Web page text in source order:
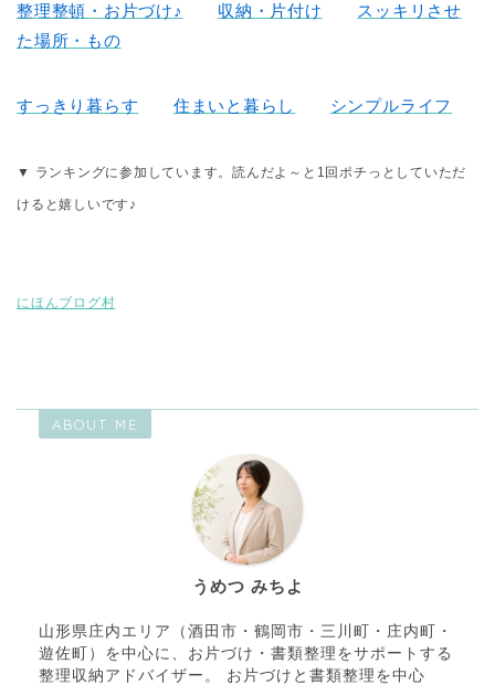
整理整頓・お片づけ♪ 収納・片付け
スッキリさせ
た場所・もの
すっきり暮らす 住まいと暮らし シンプルライフ
▼ ランキングに参加しています。読んだよ～と1回ポチっとしていただ
けると嬉しいです♪
にほんブログ村
ABOUT ME
うめつ みちよ
山形県庄内エリア（酒田市・鶴岡市・三川町・庄内町・
遊佐町）を中心に、お片づけ・書類整理をサポートする
整理収納アドバイザー。 お片づけと書類整理を中心